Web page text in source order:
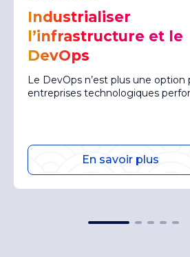
Industrialiser
l’infrastructure et le
DevOps
Le DevOps n’est plus une option
entreprises technologiques
En savoir plus